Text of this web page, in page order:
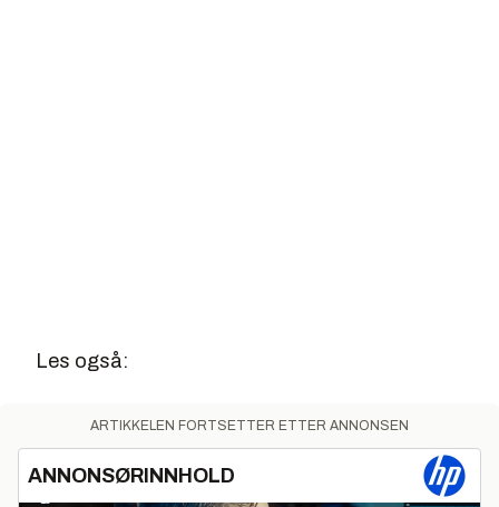
Les også:
ARTIKKELEN FORTSETTER ETTER ANNONSEN
ANNONSØRINNHOLD